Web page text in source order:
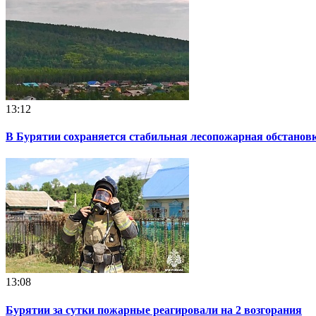
13:12
В Бурятии сохраняется стабильная лесопожарная
13:08
Бурятии за сутки пожарные реагировали на 2 возгорания